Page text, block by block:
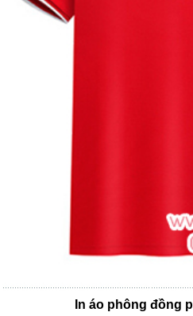
In áo phông đồng